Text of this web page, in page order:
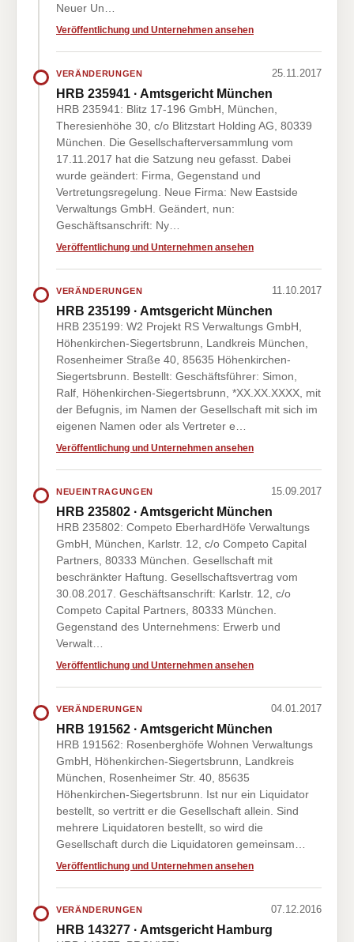
Neuer Un…
Veröffentlichung und Unternehmen ansehen
VERÄNDERUNGEN 25.11.2017
HRB 235941 · Amtsgericht München
HRB 235941: Blitz 17-196 GmbH, München,
Theresienhöhe 30, c/o Blitzstart Holding AG, 80339
München. Die Gesellschafterversammlung vom
17.11.2017 hat die Satzung neu gefasst. Dabei
wurde geändert: Firma, Gegenstand und
Vertretungsregelung. Neue Firma: New Eastside
Verwaltungs GmbH. Geändert, nun:
Geschäftsanschrift: Ny…
Veröffentlichung und Unternehmen ansehen
VERÄNDERUNGEN 11.10.2017
HRB 235199 · Amtsgericht München
HRB 235199: W2 Projekt RS Verwaltungs GmbH,
Höhenkirchen-Siegertsbrunn, Landkreis München,
Rosenheimer Straße 40, 85635 Höhenkirchen-
Siegertsbrunn. Bestellt: Geschäftsführer: Simon,
Ralf, Höhenkirchen-Siegertsbrunn, *XX.XX.XXXX, mit
der Befugnis, im Namen der Gesellschaft mit sich im
eigenen Namen oder als Vertreter e…
Veröffentlichung und Unternehmen ansehen
NEUEINTRAGUNGEN 15.09.2017
HRB 235802 · Amtsgericht München
HRB 235802: Competo EberhardHöfe Verwaltungs
GmbH, München, Karlstr. 12, c/o Competo Capital
Partners, 80333 München. Gesellschaft mit
beschränkter Haftung. Gesellschaftsvertrag vom
30.08.2017. Geschäftsanschrift: Karlstr. 12, c/o
Competo Capital Partners, 80333 München.
Gegenstand des Unternehmens: Erwerb und
Verwalt…
Veröffentlichung und Unternehmen ansehen
VERÄNDERUNGEN 04.01.2017
HRB 191562 · Amtsgericht München
HRB 191562: Rosenberghöfe Wohnen Verwaltungs
GmbH, Höhenkirchen-Siegertsbrunn, Landkreis
München, Rosenheimer Str. 40, 85635
Höhenkirchen-Siegertsbrunn. Ist nur ein Liquidator
bestellt, so vertritt er die Gesellschaft allein. Sind
mehrere Liquidatoren bestellt, so wird die
Gesellschaft durch die Liquidatoren gemeinsam…
Veröffentlichung und Unternehmen ansehen
VERÄNDERUNGEN 07.12.2016
HRB 143277 · Amtsgericht Hamburg